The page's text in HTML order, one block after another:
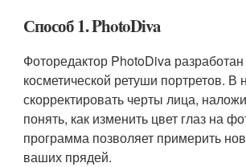
Способ 1. PhotoDiva
Фоторедактор PhotoDiva
косметической ретуши портретов.
скорректировать черты лица,
понять, как изменить цвет глаз на
программа позволяет примерить
ваших прядей.